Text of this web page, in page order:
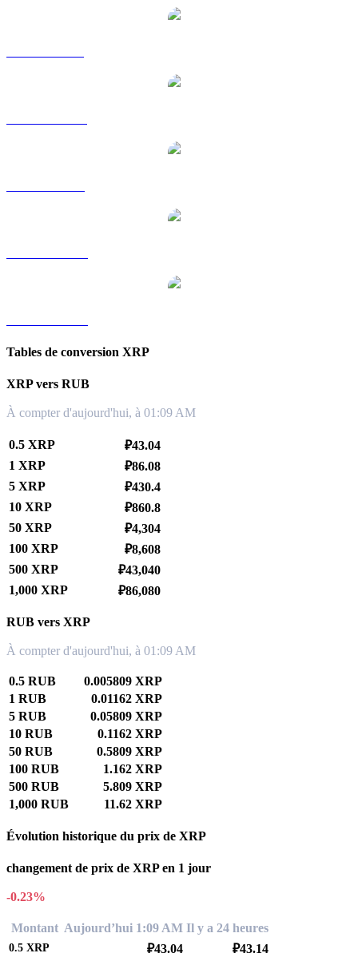
Tables de conversion XRP
XRP vers RUB
À compter d'aujourd'hui, à 01:09 AM
0.5 XRP
₽43.04
1 XRP
₽86.08
5 XRP
₽430.4
10 XRP
₽860.8
50 XRP
₽4,304
100 XRP
₽8,608
500 XRP
₽43,040
1,000 XRP
₽86,080
RUB vers XRP
À compter d'aujourd'hui, à 01:09 AM
0.5 RUB
0.005809 XRP
1 RUB
0.01162 XRP
5 RUB
0.05809 XRP
10 RUB
0.1162 XRP
50 RUB
0.5809 XRP
100 RUB
1.162 XRP
500 RUB
5.809 XRP
1,000 RUB
11.62 XRP
Évolution historique du prix de XRP
changement de prix de XRP en 1 jour
-0.23%
Montant Aujourd’hui 1:09 AM Il y a 24 heures
0.5 XRP ₽43.04 ₽43.14